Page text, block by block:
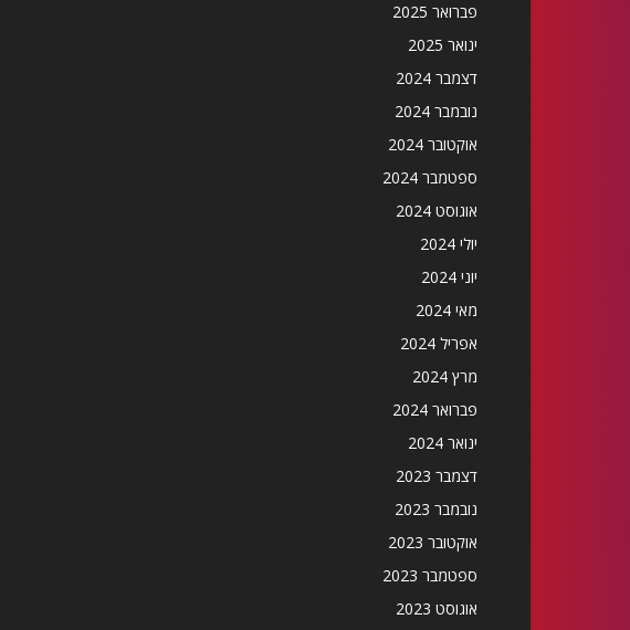
פברואר 2025
ינואר 2025
דצמבר 2024
נובמבר 2024
אוקטובר 2024
ספטמבר 2024
אוגוסט 2024
יולי 2024
יוני 2024
מאי 2024
אפריל 2024
מרץ 2024
פברואר 2024
ינואר 2024
דצמבר 2023
נובמבר 2023
אוקטובר 2023
ספטמבר 2023
אוגוסט 2023